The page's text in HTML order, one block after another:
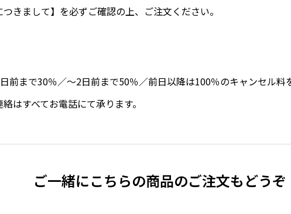
きまして】を必ずご確認の上、ご注文ください。
前まで30％／～2日前まで50％／前日以降は100％のキャンセル料
はすべてお電話にて承ります。
ご一緒にこちらの商品のご注文もどうぞ